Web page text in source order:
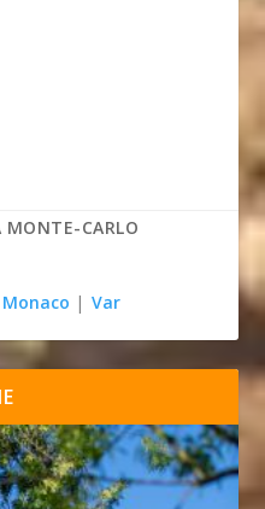
MONTE-CARLO
Monaco | Var